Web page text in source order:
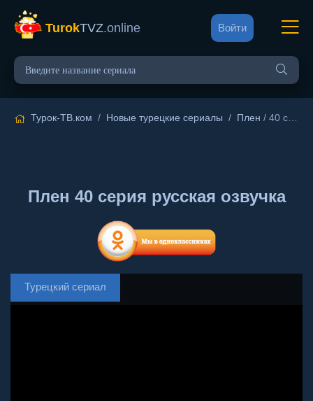
TurokTVZ.online Войти
Турок-ТВ.ком / Новые турецкие сериалы / Плен / 40 серия русская озвучка
Плен 40 серия русская озвучка
Турецкий сериал